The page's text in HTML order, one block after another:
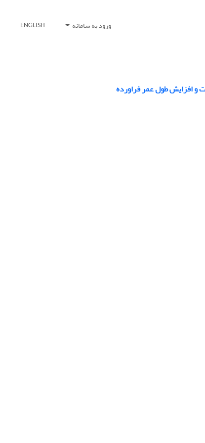
ورود به سامانه ENGLISH
و افزایش طول عمر فراورده